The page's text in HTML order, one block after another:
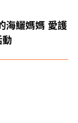
海鱺媽媽 愛護